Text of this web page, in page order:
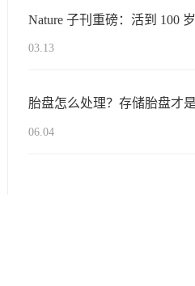
Nature 子刊重磅：活到 100
系统走了另一条路！
03.13
胎盘怎么处理？存储胎盘才
06.04